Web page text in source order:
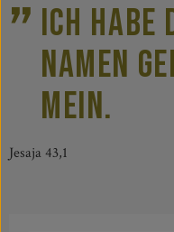
Ich habe
Namen
mein.
Jesaja 43,1